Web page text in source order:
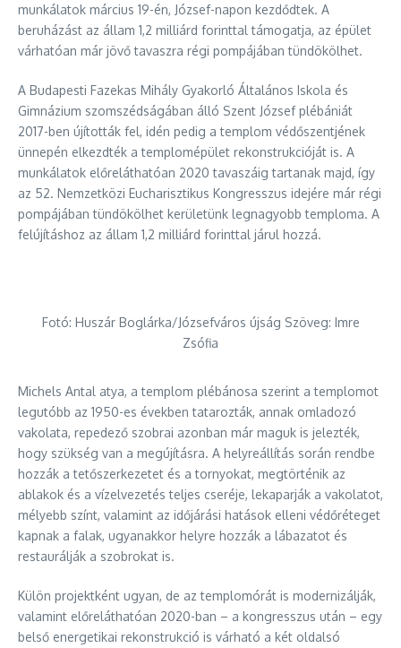
munkálatok március 19-én, József-napon kezdődtek. A
beruházást az állam 1,2 milliárd forinttal támogatja, az épület
várhatóan már jövő tavaszra régi pompájában tündökölhet.
A Budapesti Fazekas Mihály Gyakorló Általános Iskola és
Gimnázium szomszédságában álló Szent József plébániát
2017-ben újították fel, idén pedig a templom védőszentjének
ünnepén elkezdték a templomépület rekonstrukcióját is. A
munkálatok előreláthatóan 2020 tavaszáig tartanak majd, így
az 52. Nemzetközi Eucharisztikus Kongresszus idejére már régi
pompájában tündökölhet kerületünk legnagyobb temploma. A
felújításhoz az állam 1,2 milliárd forinttal járul hozzá.
Fotó: Huszár Boglárka/Józsefváros újság Szöveg: Imre
Zsófia
Michels Antal atya, a templom plébánosa szerint a templomot
legutóbb az 1950-es években tatarozták, annak omladozó
vakolata, repedező szobrai azonban már maguk is jelezték,
hogy szükség van a megújításra. A helyreállítás során rendbe
hozzák a tetőszerkezetet és a tornyokat, megtörténik az
ablakok és a vízelvezetés teljes cseréje, lekaparják a vakolatot,
mélyebb színt, valamint az időjárási hatások elleni védőréteget
kapnak a falak, ugyanakkor helyre hozzák a lábazatot és
restaurálják a szobrokat is.
Külön projektként ugyan, de az templomórát is modernizálják,
valamint előreláthatóan 2020-ban – a kongresszus után – egy
belső energetikai rekonstrukció is várható a két oldalsó